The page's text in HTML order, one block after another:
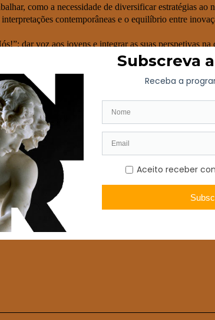
como a necessidade de diversificar estratégias
contemporâneas e o equilíbrio entre
dar voz aos jovens e integrar as suas perspetivas
a iniciativa afirma-se como um modelo de
com a sociedade.
às reservas e à exposição de longa duração,
em fases de cocriação e implementação,
passo decisivo para se afirmar como um espaço